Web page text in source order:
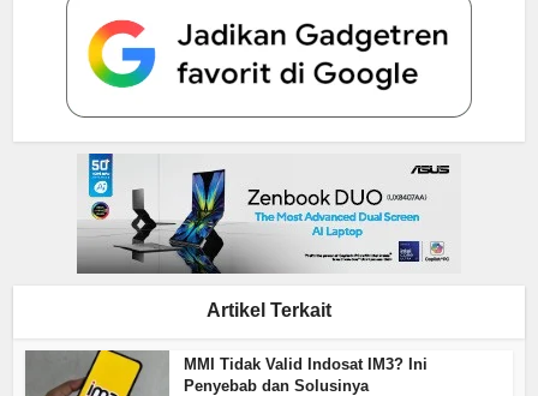
Artikel Terkait
MMI Tidak Valid Indosat IM3? Ini
Penyebab dan Solusinya